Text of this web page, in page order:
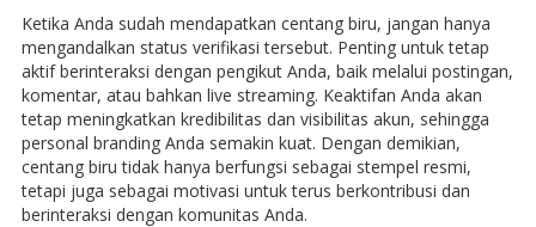
Ketika Anda sudah mendapatkan centang biru, jangan hanya
mengandalkan status verifikasi tersebut. Penting untuk tetap
aktif berinteraksi dengan pengikut Anda, baik melalui postingan,
komentar, atau bahkan live streaming. Keaktifan Anda akan
tetap meningkatkan kredibilitas dan visibilitas akun, sehingga
personal branding Anda semakin kuat. Dengan demikian,
centang biru tidak hanya berfungsi sebagai stempel resmi,
tetapi juga sebagai motivasi untuk terus berkontribusi dan
berinteraksi dengan komunitas Anda.